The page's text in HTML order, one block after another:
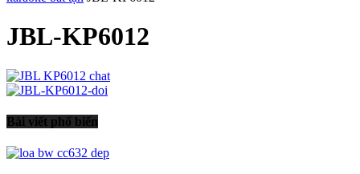
JBL-KP6012
Bài viết phổ biến